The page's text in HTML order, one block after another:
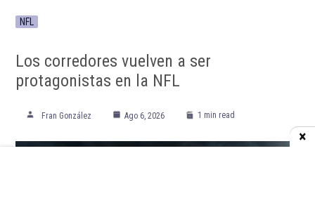
NFL
Los corredores vuelven a ser
protagonistas en la NFL
Fran González Ago 6, 2026 1 min read